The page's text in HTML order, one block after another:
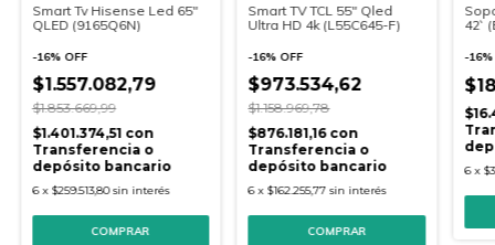
Smart Tv Hisense Led 65"
QLED (9165Q6N)
-16% OFF
$1.557.082,79
$1.853.669,99
$1.401.374,51 con
Transferencia o
depósito bancario
6 x $259.513,80 sin interés
COMPRAR
Smart TV TCL 55" Qled
Ultra HD 4k (L55C645-F)
-16%OFF
$973.534,62
$1.158.969,78
$876.181,16 con
Transferencia o
depósito bancario
6 x $162.255,77 sin interés
COMPRAR
42`
-16
6 x